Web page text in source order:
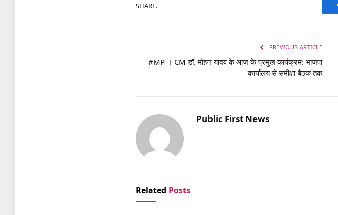
SHARE.
PREVIOUS ARTICLE
#MP । CM डॉ. मोहन यादव के आज के प्रमुख कार्यक्रम: भाजपा
कार्यालय से समीक्षा बैठक तक
Public First News
Related Posts